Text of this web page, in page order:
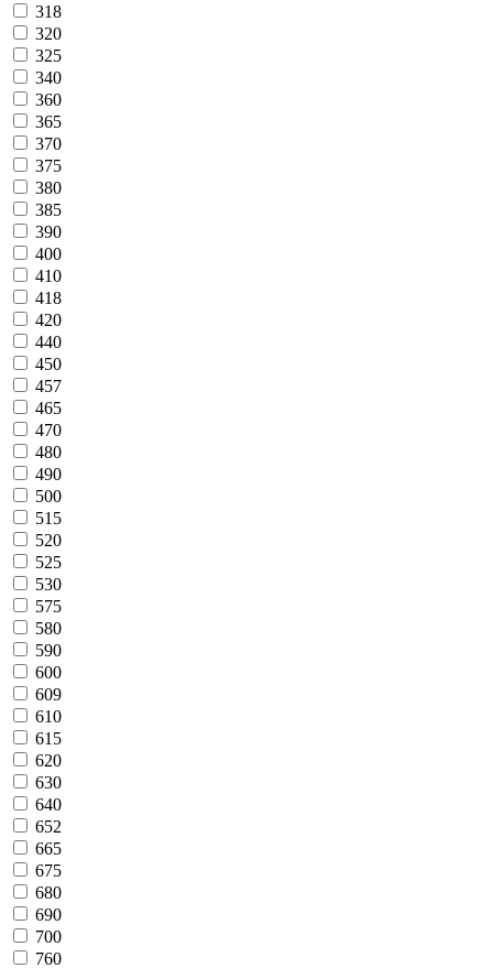
318
320
325
340
360
365
370
375
380
385
390
400
410
418
420
440
450
457
465
470
480
490
500
515
520
525
530
575
580
590
600
609
610
615
620
630
640
652
665
675
680
690
700
760